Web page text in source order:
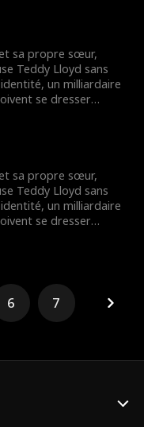
sa propre sœur,
Teddy Lloyd sans
un milliardaire
se dresser
sa propre sœur,
Teddy Lloyd sans
un milliardaire
se dresser
6 7